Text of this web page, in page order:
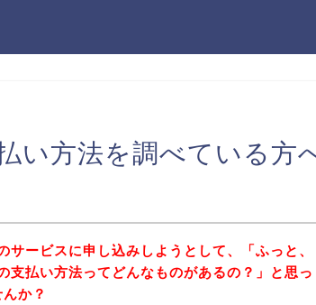
い方法を調べている方
ービスに申し込みしようとして、「ふっと、
払い方法ってどんなものがあるの？」と思っ
か？